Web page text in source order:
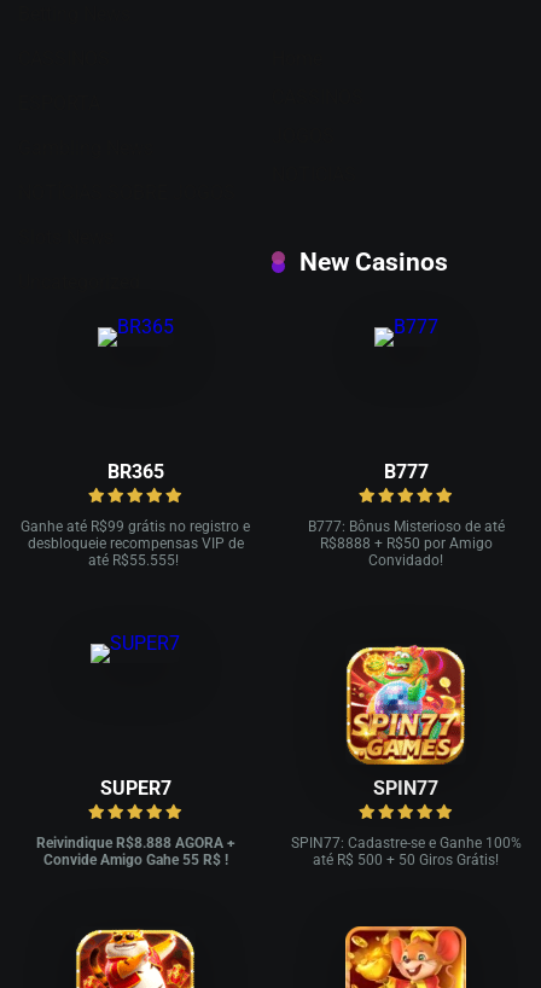
New Casinos
BR365
Ganhe até R$99 grátis no registro e
desbloqueie recompensas VIP de
até R$55.555!
B777
B777: Bônus Misterioso de até
R$8888 + R$50 por Amigo
Convidado!
SUPER7
Reivindique R$8.888 AGORA +
Convide Amigo Gahe 55 R$ !
SPIN77
SPIN77: Cadastre-se e Ganhe 100%
até R$ 500 + 50 Giros Grátis!